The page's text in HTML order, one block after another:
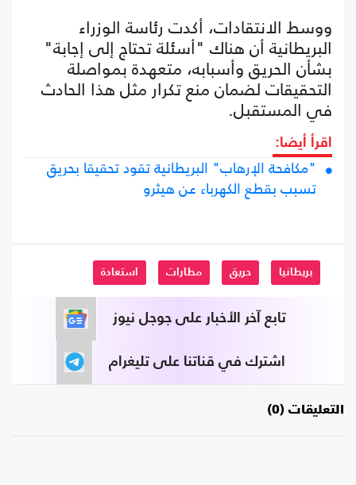
ووسط الانتقادات، أكدت رئاسة الوزراء
البريطانية أن هناك "أسئلة تحتاج إلى إجابة"
بشأن الحريق وأسبابه، متعهدة بمواصلة
التحقيقات لضمان منع تكرار مثل هذا الحادث
في المستقبل.
اقرأ أيضا:
"مكافحة الإرهاب" البريطانية تقود تحقيقا بحريق
تسبب بقطع الكهرباء عن هيثرو
بريطانيا حريق مطارات استعادة
تابع آخر الأخبار على جوجل نيوز
اشترك في قناتنا على تليغرام
التعليقات (0)